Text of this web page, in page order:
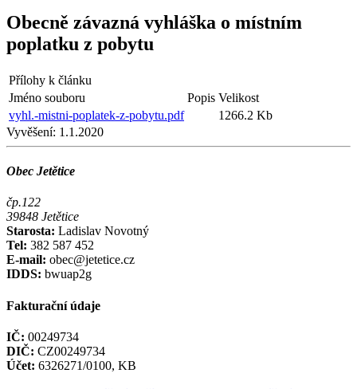
Obecně závazná vyhláška o místním
poplatku z pobytu
Přílohy k článku
Jméno souboru
Popis Velikost
vyhl.-mistni-poplatek-z-pobytu.pdf
1266.2 Kb
Vyvěšení: 1.1.2020
Obec Jetětice
čp.122
39848 Jetětice
Starosta: Ladislav Novotný
Tel: 382 587 452
E-mail: obec@jetetice.cz
IDDS: bwuap2g
Fakturační údaje
IČ: 00249734
DIČ: CZ00249734
Účet: 6326271/0100, KB